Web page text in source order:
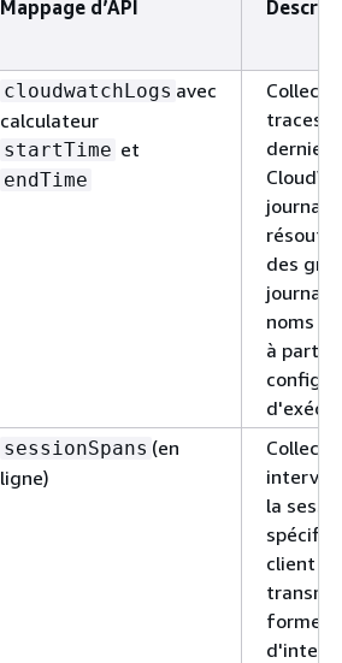
Mappage d’API
cloudwatchLogs avec
calculateur
startTime et
endTime
traces
résout
des
noms
à partir
sessionSpans (en
ligne)
la
client
forme